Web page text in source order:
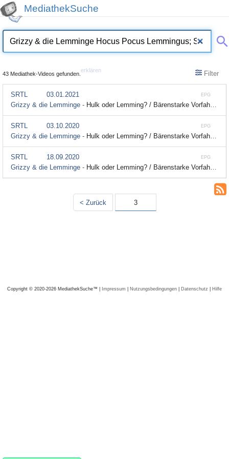
MediathekSuche
43 Mediathek-Videos gefunden.
erklären Filter
EPG
SRTL
03.01.2021
Grizzy & die Lemminge - Hulk oder Lemming? / Bärenstarke Vorfahren / Hocus Pocus Lemmingus; Staffel 2, Folge 52
EPG
SRTL
03.10.2020
Grizzy & die Lemminge - Hulk oder Lemming? / Bärenstarke Vorfahren / Hocus Pocus Lemmingus; Staffel 2, Folge 52
EPG
SRTL
18.09.2020
Grizzy & die Lemminge - Hulk oder Lemming? / Bärenstarke Vorfahren / Hocus Pocus Lemmingus; Staffel 2, Folge 52
< Zurück 3
Copyright © 2020-2026 MediathekSuche™ | Impressum | Nutzungsbedingungen | Datenschutz | Hilfe